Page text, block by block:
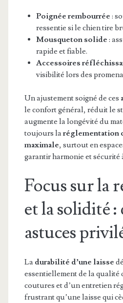
Poignée rembourrée :
ressentie si le chien tire
Mousqueton solide :
rapide et fiable.
Accessoires
visibilité lors des
Un ajustement soigné de ces
le confort général, réduit le
augmente la longévité du
toujours laréglementation
maximale, surtout en
garantir harmonie et sécurité
Focus sur la
et la solidité :
astuces
La durabilité d’une laisse
essentiellement de la qualité
coutures et d’un entretien
frustrant qu’une laisse qui